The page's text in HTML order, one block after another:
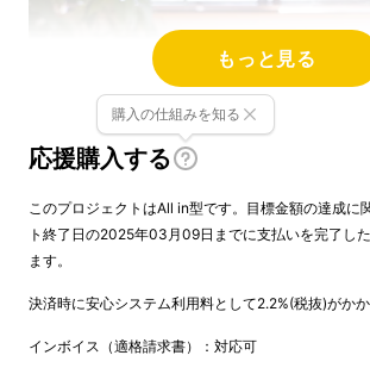
もっと見る
応援購入する
購入の仕組みを知る
このプロジェクトはAll in型です。目標金額の達成に
ト終了日の2025年03月09日までに支払いを完了し
ます。
決済時に安心システム利用料として2.2%(税抜)がかか
インボイス（適格請求書）：対応可